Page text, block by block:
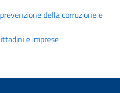
della corruzione e
e imprese